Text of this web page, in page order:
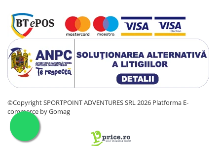
©Copyright SPORTPOINT ADVENTURES SRL 2026 Platforma E-
commerce by Gomag